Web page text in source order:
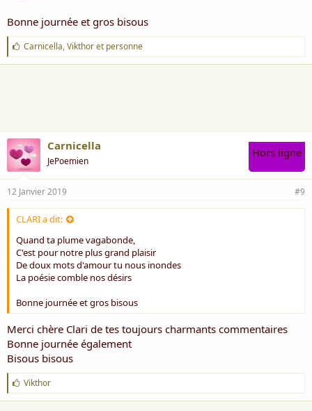
Bonne journée et gros bisous
J
'
a
Carnicella,Vikthoret personne
Carnicella
JePoemien
Hors ligne
12 Janvier 2019 #9
CLARI a dit:
Quand ta plume vagabonde,
C'est pour notre plus grand plaisir
De doux mots d'amour tu nous inondes
La poésie comble nos désirs
Bonne journée et gros bisous
Merci chère Clari de tes toujours charmants commentaires
Bonne journée également
Bisous bisous
J
'
a
Vikthor